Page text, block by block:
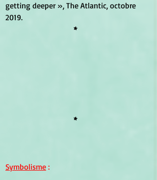
getting deeper », The Atlantic, octobre
2019.
*
*
Symbolisme :